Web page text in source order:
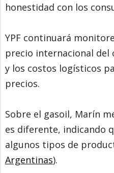
honestidad con los
YPF continuará
precio internacional del
y los costos logísticos
precios.
Sobre el gasoil, Marín
es diferente, indicando
algunos tipos de
Argentinas).